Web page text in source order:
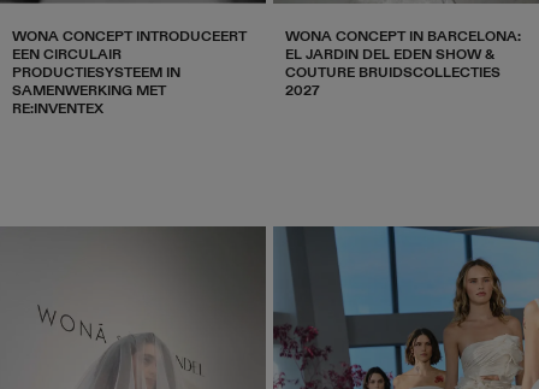
WONA CONCEPT INTRODUCEERT
EEN CIRCULAIR
PRODUCTIESYSTEEM IN
SAMENWERKING MET
RE:INVENTEX
WONA CONCEPT IN BARCELONA:
EL JARDIN DEL EDEN SHOW &
COUTURE BRUIDSCOLLECTIES
2027